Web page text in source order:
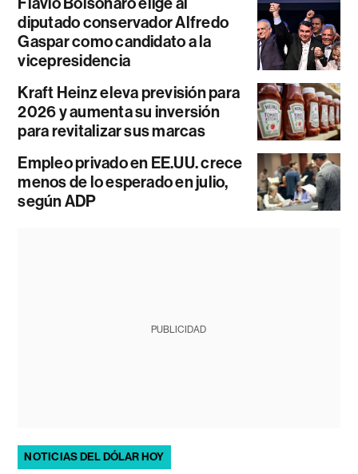
diputado conservador Alfredo
Gaspar como candidato a la
vicepresidencia
Kraft Heinz eleva previsión para
2026 y aumenta su inversión
para revitalizar sus marcas
Empleo privado en EE.UU. crece
menos de lo esperado en julio,
según ADP
PUBLICIDAD
NOTICIAS DEL DÓLAR HOY